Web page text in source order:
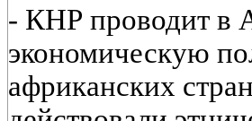
- КНР проводит в
экономическую
африканских